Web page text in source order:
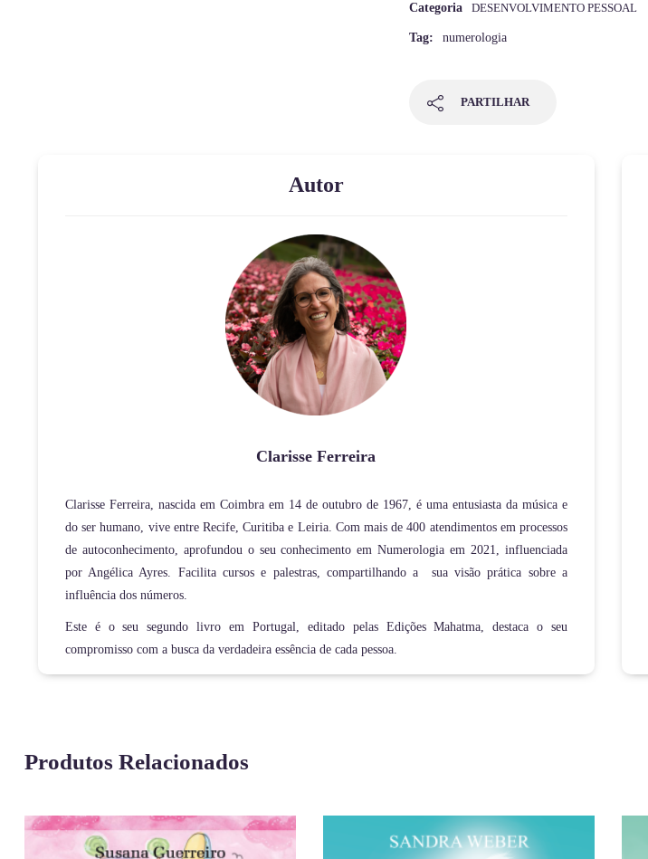
Categoria DESENVOLVIMENTO PESSOAL
Tag: numerologia
PARTILHAR
Autor
Clarisse Ferreira
Clarisse Ferreira, nascida em Coimbra em 14 de outubro de 1967, é uma entusiasta da música e
do ser humano, vive entre Recife, Curitiba e Leiria. Com mais de 400 atendimentos em processos
de autoconhecimento, aprofundou o seu conhecimento em Numerologia em 2021, influenciada
por Angélica Ayres. Facilita cursos e palestras, compartilhando a sua visão prática sobre a
influência dos números.
Este é o seu segundo livro em Portugal, editado pelas Edições Mahatma, destaca o seu
compromisso com a busca da verdadeira essência de cada pessoa.
Produtos Relacionados